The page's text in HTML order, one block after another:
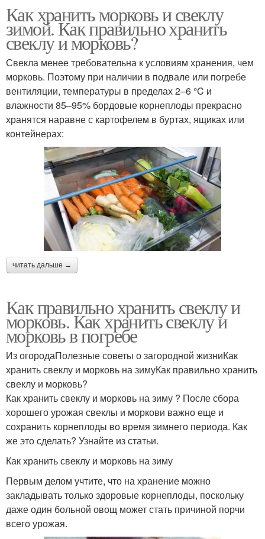
Как хранить морковь и свеклу
зимой. Как правильно хранить
свеклу и морковь?
Свекла менее требовательна к условиям хранения, чем
морковь. Поэтому при наличии в подвале или погребе
вентиляции, температуры в пределах 2–6 °C и
влажности 85–95% бордовые корнеплоды прекрасно
хранятся наравне с картофелем в буртах, ящиках или
контейнерах:
читать дальше →
Как правильно хранить свеклу и
морковь. Как хранить свеклу и
морковь в погребе
Из огородаПолезные советы о загородной жизниКак
хранить свеклу и морковь на зимуКак правильно хранить
свеклу и морковь?
Как хранить свеклу и морковь на зиму ? После сбора
хорошего урожая свеклы и моркови важно еще и
сохранить корнеплоды во время зимнего периода. Как
же это сделать? Узнайте из статьи.
Как хранить свеклу и морковь на зиму
Первым делом учтите, что на хранение можно
закладывать только здоровые корнеплоды, поскольку
даже один больной овощ может стать причиной порчи
всего урожая.